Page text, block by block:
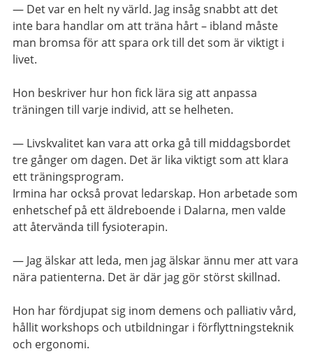
— Det var en helt ny värld. Jag insåg snabbt att det
inte bara handlar om att träna hårt – ibland måste
man bromsa för att spara ork till det som är viktigt i
livet.
Hon beskriver hur hon fick lära sig att anpassa
träningen till varje individ, att se helheten.
— Livskvalitet kan vara att orka gå till middagsbordet
tre gånger om dagen. Det är lika viktigt som att klara
ett träningsprogram.
Irmina har också provat ledarskap. Hon arbetade som
enhetschef på ett äldreboende i Dalarna, men valde
att återvända till fysioterapin.
— Jag älskar att leda, men jag älskar ännu mer att vara
nära patienterna. Det är där jag gör störst skillnad.
Hon har fördjupat sig inom demens och palliativ vård,
hållit workshops och utbildningar i förflyttningsteknik
och ergonomi.